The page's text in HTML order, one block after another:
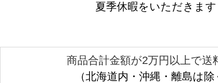
夏季休暇をいただきます
商品合計金額が2万円以上で送
（北海道内・沖縄・離島は